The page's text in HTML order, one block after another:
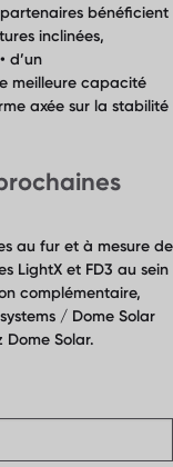
bénéficient
inclinées,
d’un
meilleure capacité
axée sur la stabilité
au fur et à mesure de
LightX et FD3 au sein
complémentaire,
/ Dome Solar
Solar.